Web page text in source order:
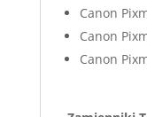
Canon
Canon
Canon